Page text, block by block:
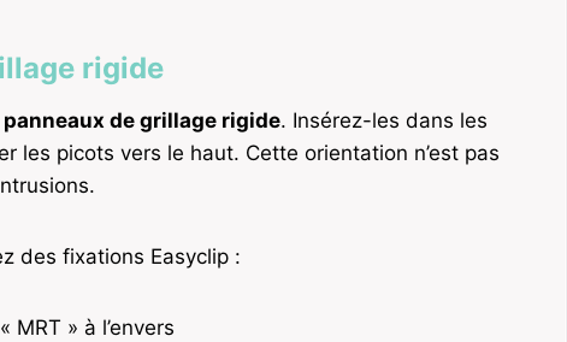
rigide
panneaux de grillage rigide. Insérez-les dans les
les picots vers le haut. Cette orientation n’est pas
des fixations Easyclip :
» à l’envers